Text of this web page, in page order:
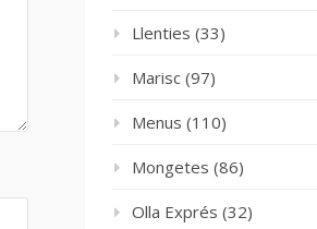
Llenties (33)
Marisc (97)
Menus (110)
Mongetes (86)
Olla Exprés (32)